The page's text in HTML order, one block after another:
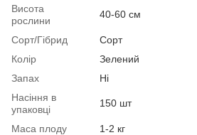
Висота
рослини
40-60 см
Сорт/Гібрид
Сорт
Колір
Зелений
Запах
Ні
Насіння в
упаковці
150 шт
Маса плоду
1-2 кг